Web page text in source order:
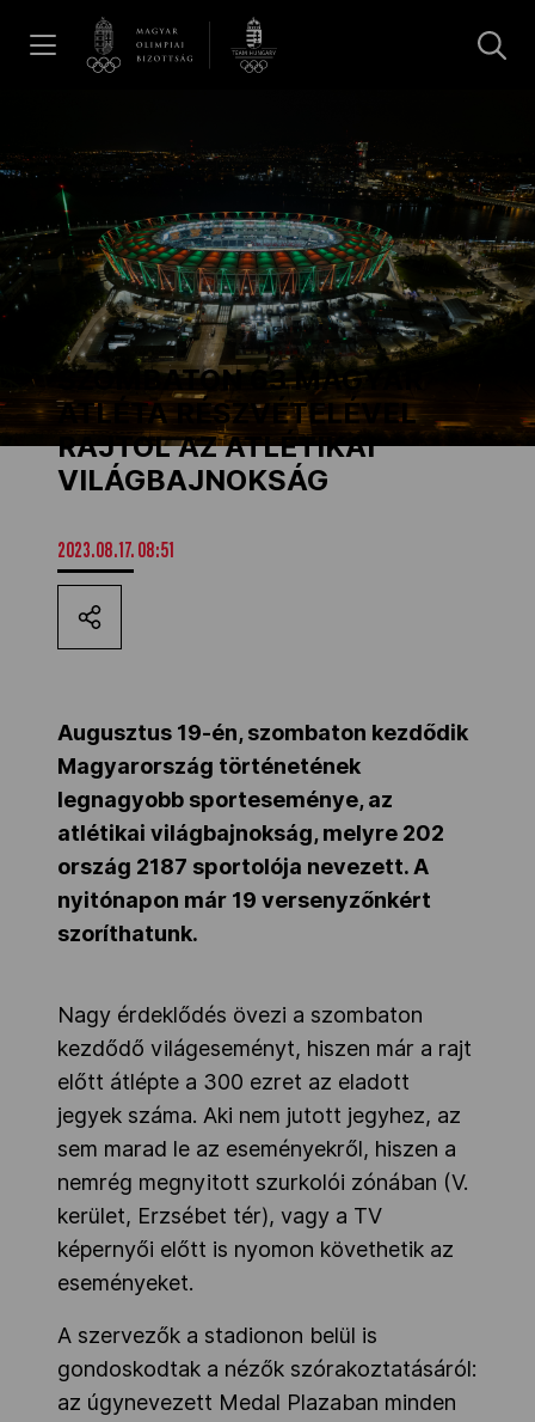
Galéria
Dakar 2026
Los Angeles 2028
MOB
Kettőskarrier-program
Társszervezetek
OVEP
Adatbank
SZOMBATON 63 MAGYAR
ATLÉTA RÉSZVÉTELÉVEL
RAJTOL AZ ATLÉTIKAI
VILÁGBAJNOKSÁG
2023.08.17. 08:51
Augusztus 19-én, szombaton kezdődik
Magyarország történetének
legnagyobb sporteseménye, az
atlétikai világbajnokság, melyre 202
ország 2187 sportolója nevezett. A
nyitónapon már 19 versenyzőnkért
szoríthatunk.
Nagy érdeklődés övezi a szombaton
kezdődő világeseményt, hiszen már a rajt
előtt átlépte a 300 ezret az eladott
jegyek száma. Aki nem jutott jegyhez, az
sem marad le az eseményekről, hiszen a
nemrég megnyitott szurkolói zónában (V.
kerület, Erzsébet tér), vagy a TV
képernyői előtt is nyomon követhetik az
eseményeket.
A szervezők a stadionon belül is
gondoskodtak a nézők szórakoztatásáról:
az úgynevezett Medal Plazaban minden